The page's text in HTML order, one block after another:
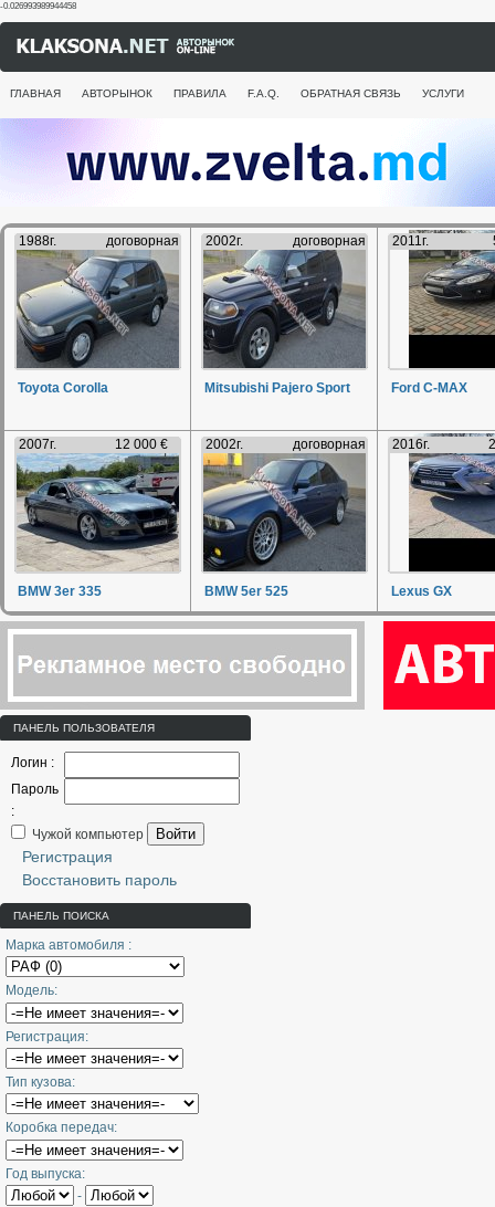
-0.026993989944458
ГЛАВНАЯ АВТОРЫНОК ПРАВИЛА F.A.Q. ОБРАТНАЯ СВЯЗЬ УСЛУГИ
1988г. договорная
Toyota Corolla
2002г. договорная
Mitsubishi Pajero Sport
2011г.
Ford C-MAX
2007г. 12 000 €
BMW 3er 335
2002г. договорная
BMW 5er 525
2016г.
Lexus GX
ПАНЕЛЬ ПОЛЬЗОВАТЕЛЯ
Логин :
Пароль
:
Чужой компьютер
Войти
Регистрация
Восстановить пароль
ПАНЕЛЬ ПОИСКА
Марка автомобиля :
Модель:
Регистрация:
Тип кузова:
Коробка передач:
Год выпуска:
-